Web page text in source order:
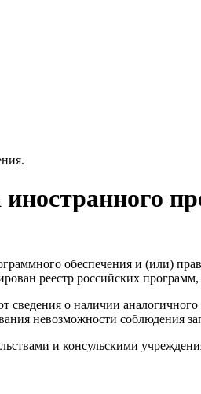
обеспечения и (или)
реестр российских
сведения о наличии
невозможности соблюдения
и консульскими